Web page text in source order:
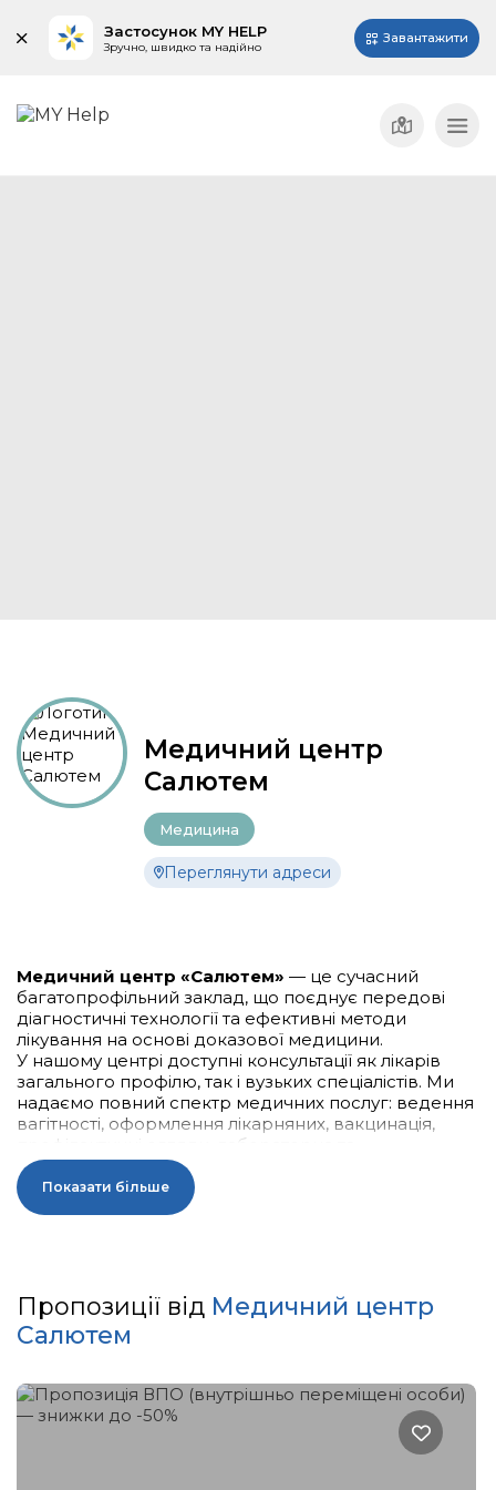
Застосунок MY HELP
Зручно, швидко та надійно
Завантажити
Медичний центр
Салютем
Медицина
Переглянути адреси
Медичний центр «Салютем» — це сучасний
багатопрофільний заклад, що поєднує передові
діагностичні технології та ефективні методи
лікування на основі доказової медицини.
У нашому центрі доступні консультації як лікарів
загального профілю, так і вузьких спеціалістів. Ми
надаємо повний спектр медичних послуг: ведення
вагітності, оформлення лікарняних, вакцинація,
профілактичні огляди, лабораторна та
функціональна діагностика, амбулаторна хірургія,
ультразвукові дослідження, а також низка
реабілітаційних і терапевтичних процедур. Усі
Медичну допомогу надають кваліфіковані лікарі з
багаторічним досвідом роботи, серед яких —
кандидати та доктори медичних наук. Команда
етики.
Без якісної діагностики не буває результативного
Показати більше
Пропозиції від Медичний центр
Салютем